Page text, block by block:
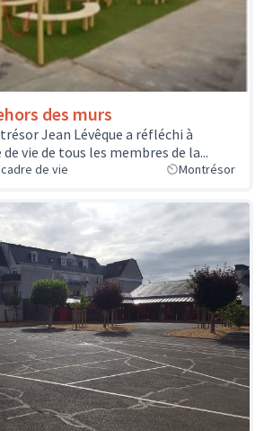
des murs
Jean Lévêque a réfléchi à
vie de tous les membres de la...
de vie Montrésor